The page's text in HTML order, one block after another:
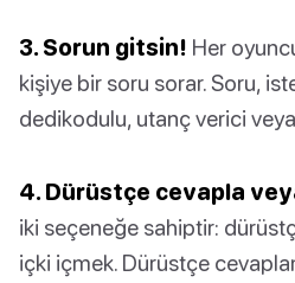
3. Sorun gitsin! Her
kişiye bir soru sorar. Soru,
dedikodulu, utanç verici
4. Dürüstçe cevapla
iki seçeneğe sahiptir:
içki içmek. Dürüstçe